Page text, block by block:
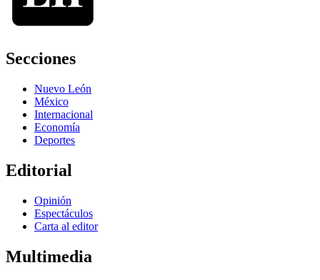
Secciones
Nuevo León
México
Internacional
Economía
Deportes
Editorial
Opinión
Espectáculos
Carta al editor
Multimedia